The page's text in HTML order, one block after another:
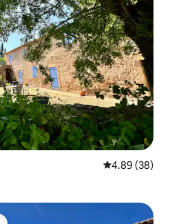
Calificación
4.89 (38)